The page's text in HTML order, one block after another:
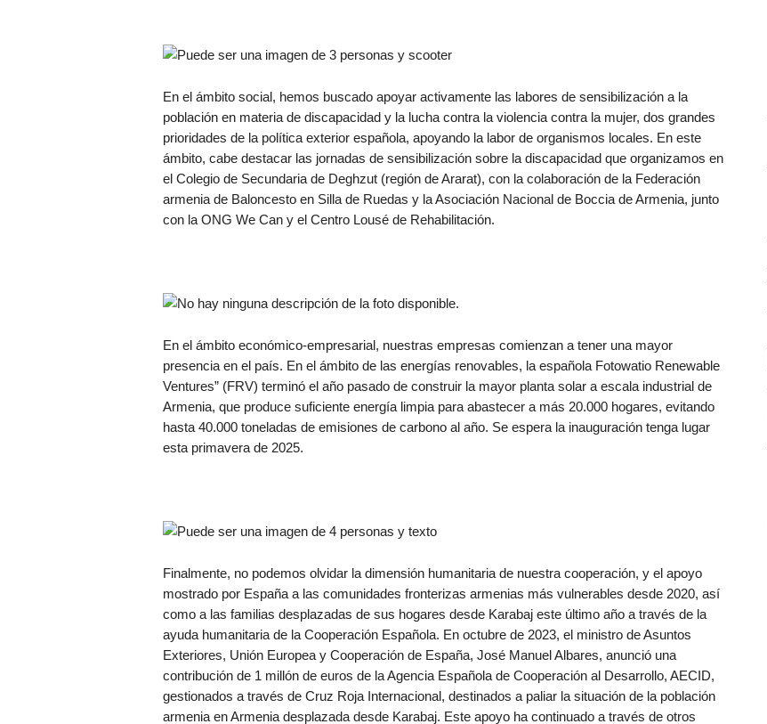
En el ámbito social, hemos buscado apoyar activamente las labores de sensibilización a la
población en materia de discapacidad y la lucha contra la violencia contra la mujer, dos grandes
prioridades de la política exterior española, apoyando la labor de organismos locales. En este
ámbito, cabe destacar las jornadas de sensibilización sobre la discapacidad que organizamos en
el Colegio de Secundaria de Deghzut (región de Ararat), con la colaboración de la Federación
armenia de Baloncesto en Silla de Ruedas y la Asociación Nacional de Boccia de Armenia, junto
con la ONG We Can y el Centro Lousé de Rehabilitación.
En el ámbito económico-empresarial, nuestras empresas comienzan a tener una mayor
presencia en el país. En el ámbito de las energías renovables, la española Fotowatio Renewable
Ventures” (FRV) terminó el año pasado de construir la mayor planta solar a escala industrial de
Armenia, que produce suficiente energía limpia para abastecer a más 20.000 hogares, evitando
hasta 40.000 toneladas de emisiones de carbono al año. Se espera la inauguración tenga lugar
esta primavera de 2025.
Finalmente, no podemos olvidar la dimensión humanitaria de nuestra cooperación, y el apoyo
mostrado por España a las comunidades fronterizas armenias más vulnerables desde 2020, así
como a las familias desplazadas de sus hogares desde Karabaj este último año a través de la
ayuda humanitaria de la Cooperación Española. En octubre de 2023, el ministro de Asuntos
Exteriores, Unión Europea y Cooperación de España, José Manuel Albares, anunció una
contribución de 1 millón de euros de la Agencia Española de Cooperación al Desarrollo, AECID,
gestionados a través de Cruz Roja Internacional, destinados a paliar la situación de la población
armenia en Armenia desplazada desde Karabaj. Este apoyo ha continuado a través de otros